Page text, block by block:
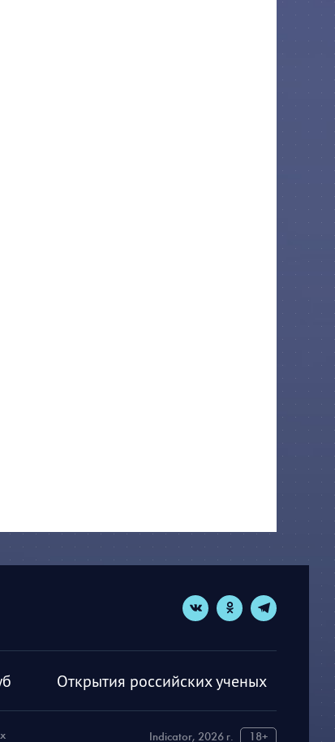
Открытия российских ученых
Indicator, 2026 г. 18+